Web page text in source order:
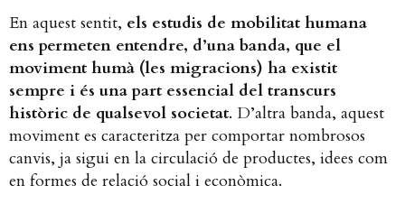
En aquest sentit, els estudis de mobilitat humana
ens permeten entendre, d’una banda, que el
moviment humà (les migracions) ha existit
sempre i és una part essencial del transcurs
històric de qualsevol societat. D’altra banda, aquest
moviment es caracteritza per comportar nombrosos
canvis, ja sigui en la circulació de productes, idees com
en formes de relació social i econòmica.